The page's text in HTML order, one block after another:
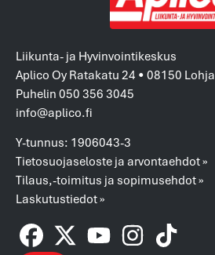
Liikunta- ja Hyvinvointikeskus
Aplico Oy Ratakatu 24 • 08150 Lohja
Puhelin 050 356 3045
info@aplico.fi
Y-tunnus: 1906043-3
Tietosuojaseloste ja arvontaehdot »
Tilaus,-toimitus ja sopimusehdot »
Laskutustiedot »